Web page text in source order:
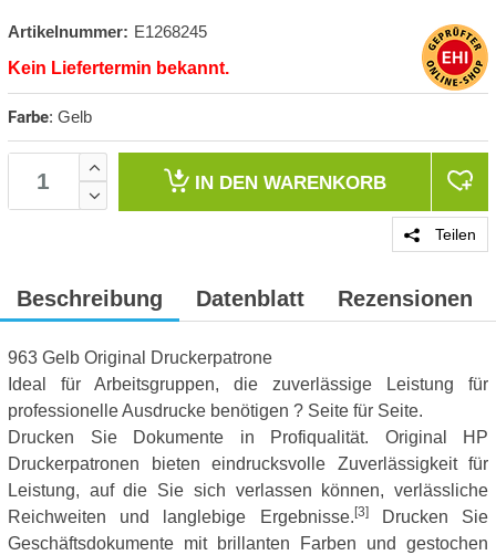
Artikelnummer: E1268245
Kein Liefertermin bekannt.
Farbe: Gelb
IN DEN WARENKORB
Teilen
Beschreibung Datenblatt Rezensionen
963 Gelb Original Druckerpatrone
Ideal für Arbeitsgruppen, die zuverlässige Leistung für
professionelle Ausdrucke benötigen ? Seite für Seite.
Drucken Sie Dokumente in Profiqualität. Original HP
Druckerpatronen bieten eindrucksvolle Zuverlässigkeit für
Leistung, auf die Sie sich verlassen können, verlässliche
Reichweiten und langlebige Ergebnisse. [3]Drucken Sie
Geschäftsdokumente mit brillanten Farben und gestochen